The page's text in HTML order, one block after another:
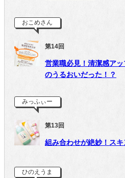
おこめさん
第14回
営業職必見！清潔感ア
のうるおいだった！？
みっふぃー
第13回
組み合わせが絶妙！ス
ひのえうま